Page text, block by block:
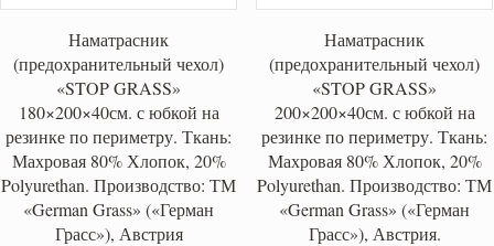
Наматрасник
(предохранительный чехол)
«STOP GRASS»
180×200×40см. с юбкой на
резинке по периметру. Ткань:
Махровая 80% Хлопок, 20%
Polyurethan. Производство: ТМ
«German Grass» («Герман
Грасс»), Австрия
Наматрасник
(предохранительный чехол)
«STOP GRASS»
200×200×40см. с юбкой на
резинке по периметру. Ткань:
Махровая 80% Хлопок, 20%
Polyurethan. Производство: ТМ
«German Grass» («Герман
Грасс»), Австрия.